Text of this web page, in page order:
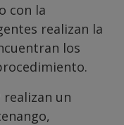
con la
realizan la
los
realizan un